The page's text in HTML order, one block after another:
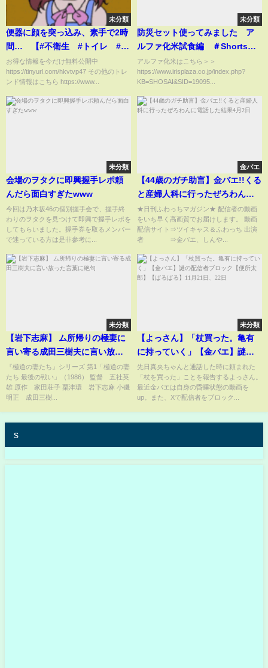
未分類
便器に顔を突っ込み、素手で2時
間… 【#不衛生 #トイレ #ト
イレ掃除 #衛生面】
お得な情報を今だけ無料公開中
https://tinyurl.com/hkvtvp47 その他のトレ
ンド情報はこちら https://www...
未分類
防災セット使ってみました ア
ルファ化米試食編 ＃Shorts
#staffreview
アルファ化米はこちら＞＞
https://www.irisplaza.co.jp/index.php?
KB=SHOSAI&SID=19095...
未分類
会場のヲタクに即興握手レポ頼
んだら面白すぎたwww
今回は乃木坂46の個別握手会で、握手終
わりのヲタクを見つけて即興で握手レポを
してもらいました。握手券を取るメンバー
で迷っている方は是非参考に...
金バエ
【44歳のガチ助言】金バエ!!くる
と産婦人科に行ったぜろわんに
電話した結果4月2日
★日刊ふわっちマガジン★ 配信者の動画
をいち早く高画質でお届けします。 動画
配信サイト⇒ツイキャス＆ふわっち 出演
者 ⇒金バエ、しんや...
未分類
【岩下志麻】 ム所帰りの極妻に
言い寄る成田三樹夫に言い放っ
た言葉に絶句
『極道の妻たち』シリーズ 第1「極道の妻
たち 最後の戦い」（1986） 監督 五社英
雄 原作 家田荘子 粟津環 岩下志麻 小磯
明正 成田三樹...
未分類
【よっさん】「杖買った。亀有
に持っていく」【金バエ】謎の
配信者ブロック【便所太郎】
【ぱるぱる】11月21日、22日
先日真央ちゃんと通話した時に頼まれた
「杖を買った」ことを報告するよっさん。
最近金バエは自身の昏睡状態の動画を
up。また、Xで配信者をブロック...
s